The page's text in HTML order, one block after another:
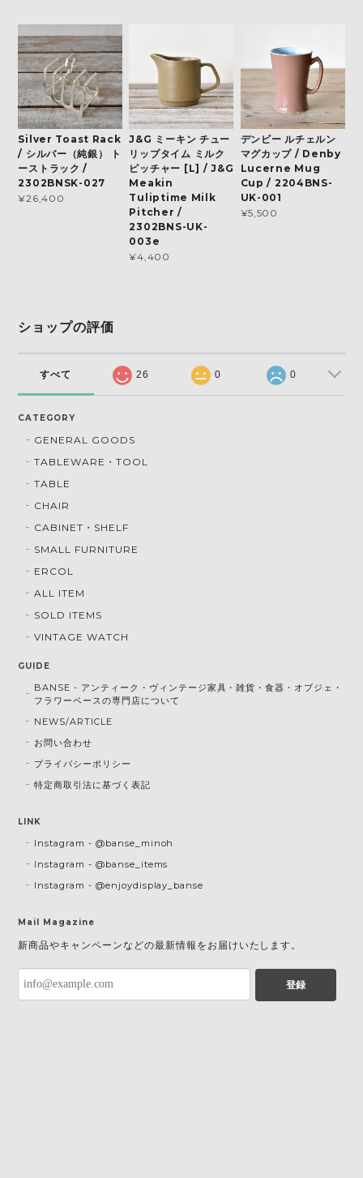
Silver Toast Rack
/ シルバー（純銀） ト
ーストラック /
2302BNSK-027
¥26,400
J&G ミーキン チュー
リップタイム ミルク
ピッチャー [L] / J&G
Meakin
Tuliptime Milk
Pitcher /
2302BNS-UK-
003e
¥4,400
デンビー ルチェルン
マグカップ / Denby
Lucerne Mug
Cup / 2204BNS-
UK-001
¥5,500
ショップの評価
すべて 26 0 0
CATEGORY
GENERAL GOODS
TABLEWARE・TOOL
TABLE
CHAIR
CABINET・SHELF
SMALL FURNITURE
ERCOL
ALL ITEM
SOLD ITEMS
VINTAGE WATCH
GUIDE
BANSE - アンティーク・ヴィンテージ家具・雑貨・食器・オブジェ・
フラワーベースの専門店について
NEWS/ARTICLE
お問い合わせ
プライバシーポリシー
特定商取引法に基づく表記
LINK
Instagram - @banse_minoh
Instagram - @banse_items
Instagram - @enjoydisplay_banse
Mail Magazine
新商品やキャンペーンなどの最新情報をお届けいたします。
登録